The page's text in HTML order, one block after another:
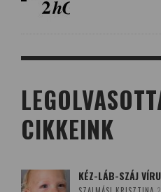
CIKKEINK
KÉZ-LÁB-SZÁJ